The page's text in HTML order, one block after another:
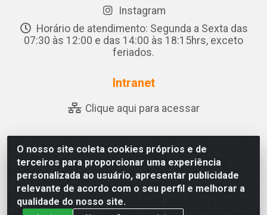
O nosso site coleta cookies próprios e de
terceiros para proporcionar uma experiência
personalizada ao usuário, apresentar publicidade
relevante de acordo com o seu perfil e melhorar a
qualidade do nosso site.
Instagram
Horário de atendimento: Segunda a Sexta das
07:30 às 12:00 e das 14:00 às 18:15hrs, exceto
feriados.
Intranet
Clique aqui para acessar
Abreu & Silva - Rua Padre Jose de Souza Leite, 265 - Ariado,
Olho D'Água das Flores/AL - CEP 57.442-000 - CNPJ
04.790.656/0001-06